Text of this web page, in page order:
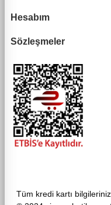
Hesabım
Sözleşmeler
Tüm kredi kartı